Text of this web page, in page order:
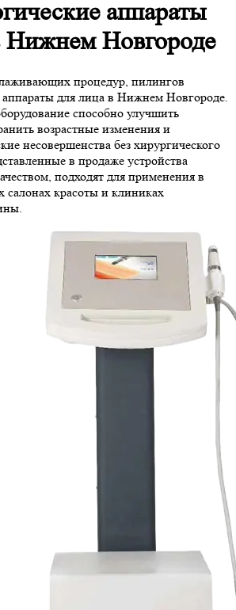
аппараты
Нижнем Новгороде
процедур, пилингов
для лица в Нижнем Новгороде.
способно улучшить
возрастные изменения и
несовершенства без хирургического
в продаже устройства
подходят для применения в
салонах красоты и клиниках